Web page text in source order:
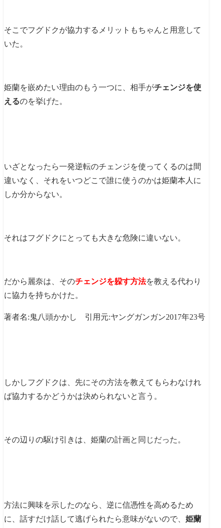
そこでフグドクが協力するメリットもちゃんと用意して
いた。
姫蘭を嵌めたい理由のもう一つに、相手がチェンジを使
えるのを挙げた。
いざとなったら一発逆転のチェンジを使ってくるのは間
違いなく、それをいつどこで誰に使うのかは姫蘭本人に
しか分からない。
それはフグドクにとっても大きな危険に違いない。
だから麗奈は、そのチェンジを躱す方法を教える代わり
に協力を持ちかけた。
著者名:鬼八頭かかし 引用元:ヤングガンガン2017年23号
しかしフグドクは、先にその方法を教えてもらわなけれ
ば協力するかどうかは決められないと言う。
その辺りの駆け引きは、姫蘭の計画と同じだった。
方法に興味を示したのなら、逆に信憑性を高めるため
に、話すだけ話して逃げられたら意味がないので、 姫蘭